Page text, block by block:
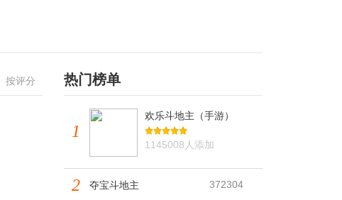
按评分 热门榜单
1
欢乐斗地主（手游）
1145008人添加
2 夺宝斗地主 372304